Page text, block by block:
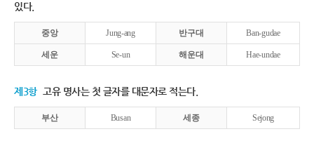
있다.
중앙 Jung-ang 반구대 Ban-gudae
세운 Se-un 해운대 Hae-undae
제3항 고유 명사는 첫 글자를 대문자로 적는다.
부산 Busan 세종 Sejong